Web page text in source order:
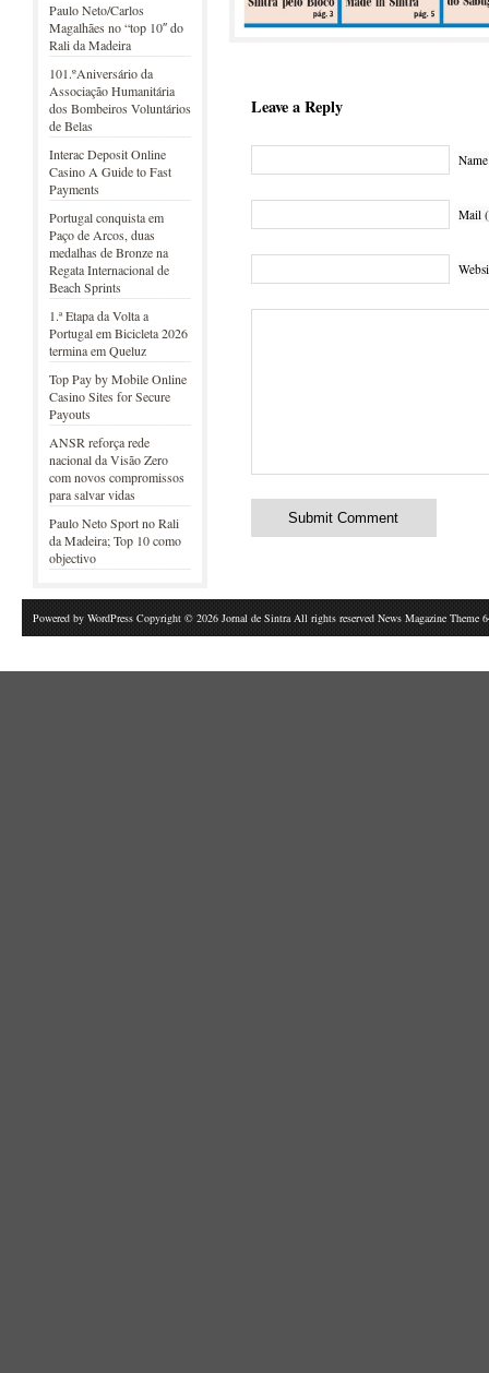
Paulo Neto/Carlos
Magalhães no “top 10″ do
Rali da Madeira
101.ºAniversário da
Associação Humanitária
dos Bombeiros Voluntários
de Belas
Interac Deposit Online
Casino A Guide to Fast
Payments
Portugal conquista em
Paço de Arcos, duas
medalhas de Bronze na
Regata Internacional de
Beach Sprints
1.ª Etapa da Volta a
Portugal em Bicicleta 2026
termina em Queluz
Top Pay by Mobile Online
Casino Sites for Secure
Payouts
ANSR reforça rede
nacional da Visão Zero
com novos compromissos
para salvar vidas
Paulo Neto Sport no Rali
da Madeira; Top 10 como
objectivo
Leave a Reply
Mail
Powered by WordPress Copyright © 2026 Jornal de Sintra All rights reserved News Magazine Theme